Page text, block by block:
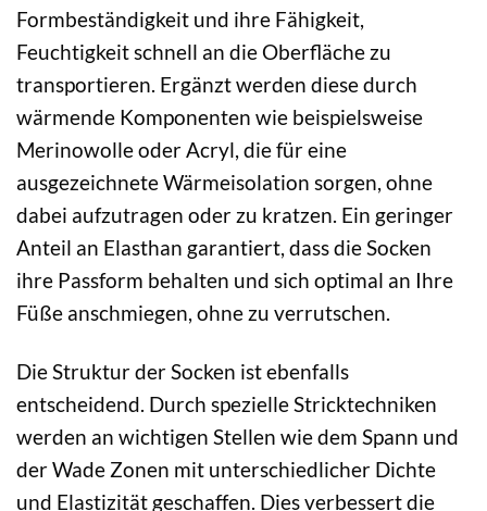
Formbeständigkeit und ihre Fähigkeit,
Feuchtigkeit schnell an die Oberfläche zu
transportieren. Ergänzt werden diese durch
wärmende Komponenten wie beispielsweise
Merinowolle oder Acryl, die für eine
ausgezeichnete Wärmeisolation sorgen, ohne
dabei aufzutragen oder zu kratzen. Ein geringer
Anteil an Elasthan garantiert, dass die Socken
ihre Passform behalten und sich optimal an Ihre
Füße anschmiegen, ohne zu verrutschen.
Die Struktur der Socken ist ebenfalls
entscheidend. Durch spezielle Stricktechniken
werden an wichtigen Stellen wie dem Spann und
der Wade Zonen mit unterschiedlicher Dichte
und Elastizität geschaffen. Dies verbessert die